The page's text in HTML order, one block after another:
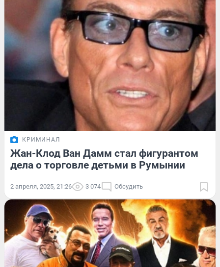
КРИМИНАЛ
Жан-Клод Ван Дамм стал фигурантом
дела о торговле детьми в Румынии
2 апреля, 2025, 21:26 3 074 Обсудить